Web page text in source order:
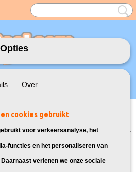
UW WINKELWAGEN
voor Canon>Huismerk Canon PGI-
Over
cookies gebruikt
voor verkeersanalyse, het
functies en het personaliseren van
verlenen we onze sociale